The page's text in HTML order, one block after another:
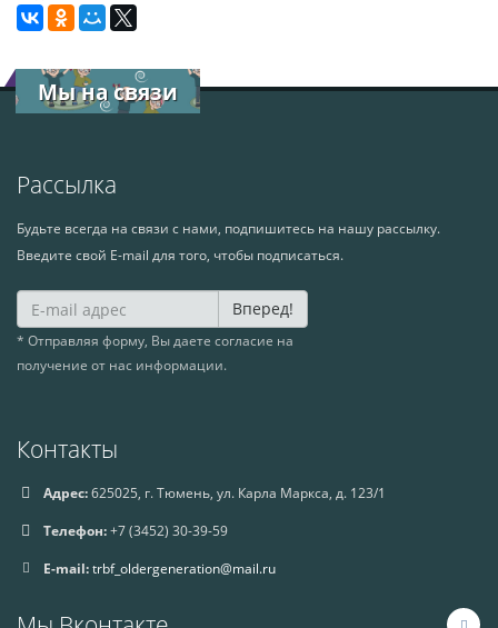
Мы на связи
Рассылка
Будьте всегда на связи с нами, подпишитесь на нашу рассылку.
Введите свой E-mail для того, чтобы подписаться.
Вперед!
* Отправляя форму, Вы даете согласие на
получение от нас информации.
Контакты
Адрес:625025, г. Тюмень, ул. Карла Маркса, д. 123/1
Телефон:+7 (3452) 30-39-59
E-mail:trbf_oldergeneration@mail.ru